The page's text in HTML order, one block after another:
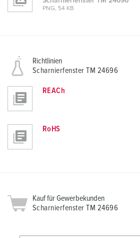
l
PNG, 54 KB
Richtlinien
Scharnierfenster TM 24696
REACh
RoHS
Kauf für Gewerbekunden
Scharnierfenster TM 24696